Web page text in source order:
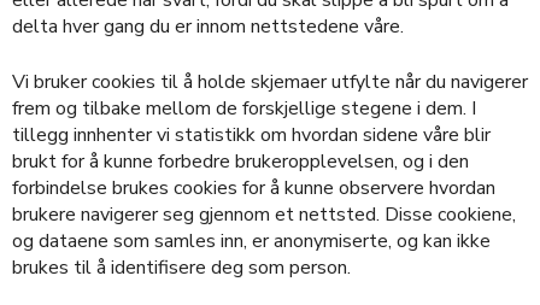
delta hver gang du er innom nettstedene våre.
Vi bruker cookies til å holde skjemaer utfylte når du navigerer
frem og tilbake mellom de forskjellige stegene i dem. I
tillegg innhenter vi statistikk om hvordan sidene våre blir
brukt for å kunne forbedre brukeropplevelsen, og i den
forbindelse brukes cookies for å kunne observere hvordan
brukere navigerer seg gjennom et nettsted. Disse cookiene,
og dataene som samles inn, er anonymiserte, og kan ikke
brukes til å identifisere deg som person.